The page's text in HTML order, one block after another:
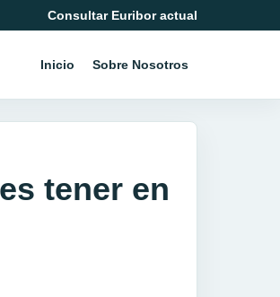
Consultar Euribor actual
Inicio Sobre Nosotros
tener en